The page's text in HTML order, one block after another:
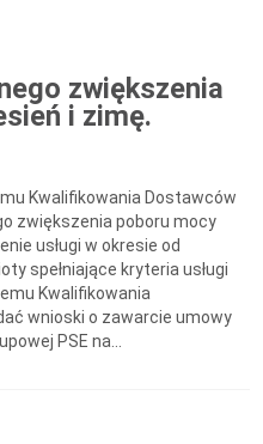
zwiększenia
i zimę.
Kwalifikowania Dostawców
zwiększenia poboru mocy
usługi w okresie od
spełniające kryteria usługi
Kwalifikowania
wnioski o zawarcie umowy
PSE na...